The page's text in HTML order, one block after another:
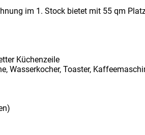
im 1. Stock bietet mit 55 qm
Küchenzeile
Wasserkocher, Toaster,